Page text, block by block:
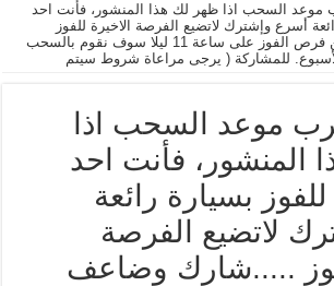
موعد السحب ﺍﺫﺍ ﻇﻬﺮ ﻟﻚ ﻫﺬﺍ ﺍﻟﻤﻨﺸﻮﺭ، ﻓﺄﻧﺖ احد
أسرع وإشترك لاتضيع الفرصة الاخيرة للفوز
.....شارك وضاعف الان من فرص الفوز على ساعة 11 ليلا سوف نقوم بالسحب
للمشاركة ( يرجى مراعاة شروط سيتم
موعد السحب ﺍﺫﺍ
ﺍﻟﻤﻨﺸﻮﺭ، ﻓﺄﻧﺖ احد
بسيارة رائعة
لاتضيع الفرصة
.....شارك وضاعف